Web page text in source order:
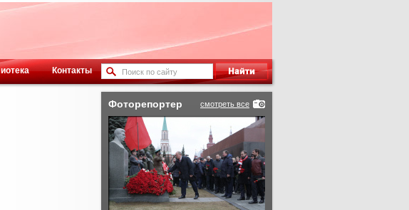
Контакты
смотреть все
Фоторепортер